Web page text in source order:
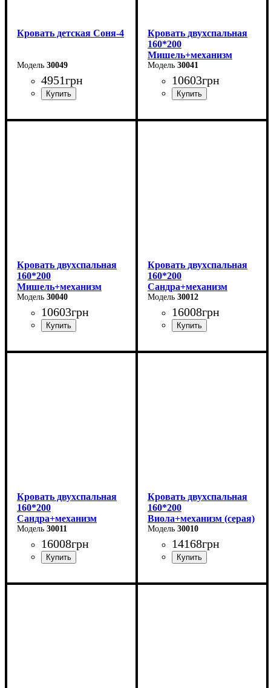
Кровать детская Соня-4
30049
4951грн
Ширина-203,2 см
Кровать двухспальная
160*200
Мишель+механизм
(темно-серая)
30041
10603грн
Ширина: 166 см
Кровать двухспальная
160*200
Мишель+механизм
(серая)30040
10603грн
Ширина: 166 см
Кровать двухспальная
160*200
Сандра+механизм
(серая)30012
16008грн
Ширина: 170 см
Кровать двухспальная
160*200
Сандра+механизм
(бежевая)
30011
16008грн
Ширина: 170 см
Кровать двухспальная
160*200
Виола+механизм (серая)
30010
14168грн
Ширина: 170 см